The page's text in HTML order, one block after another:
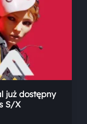
już dostępny
S/X